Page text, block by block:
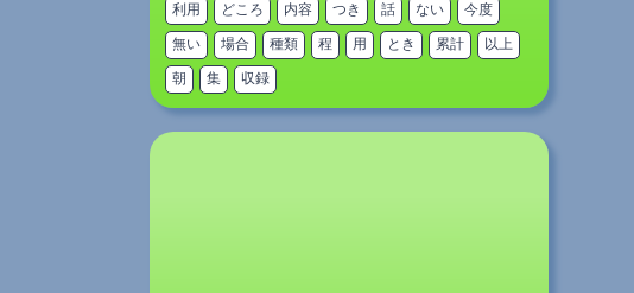
利用 どころ 内容 つき 話 ない 今度
無い 場合 種類 程 用 とき 累計 以上
朝 集 収録